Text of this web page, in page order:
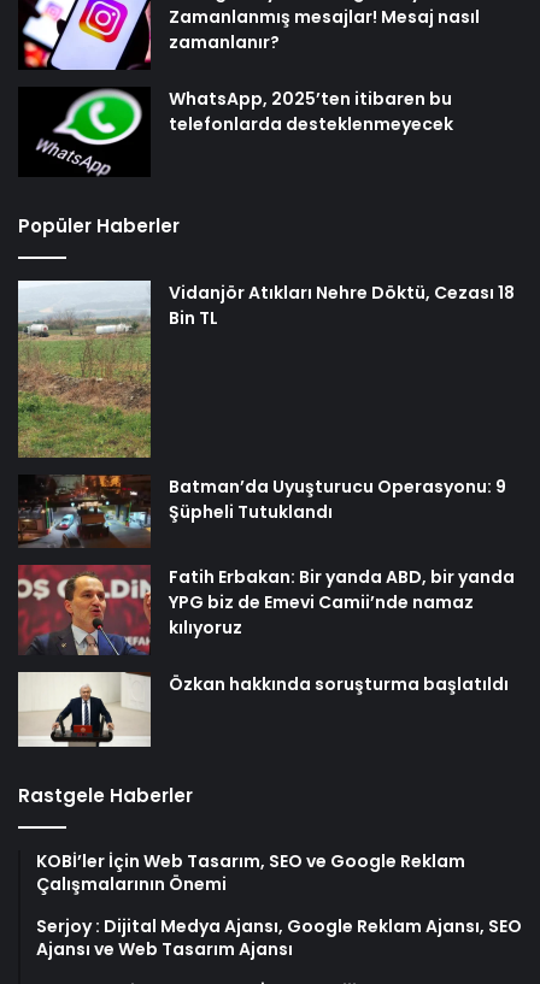
Zamanlanmış mesajlar! Mesaj nasıl
zamanlanır?
WhatsApp, 2025’ten itibaren bu
telefonlarda desteklenmeyecek
Popüler Haberler
Vidanjör Atıkları Nehre Döktü, Cezası 18
Bin TL
Batman’da Uyuşturucu Operasyonu: 9
Şüpheli Tutuklandı
Fatih Erbakan: Bir yanda ABD, bir yanda
YPG biz de Emevi Camii’nde namaz
kılıyoruz
Özkan hakkında soruşturma başlatıldı
Rastgele Haberler
KOBİ’ler İçin Web Tasarım, SEO ve Google Reklam
Çalışmalarının Önemi
Serjoy : Dijital Medya Ajansı, Google Reklam Ajansı, SEO
Ajansı ve Web Tasarım Ajansı